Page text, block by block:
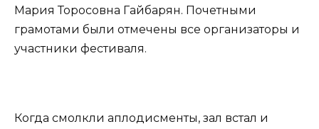
Мария Торосовна Гайбарян. Почетными
грамотами были отмечены все организаторы и
участники фестиваля.
Когда смолкли аплодисменты, зал встал и